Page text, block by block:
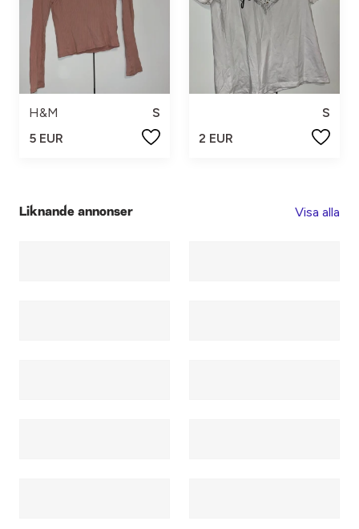
H&M
S
5 EUR
S
2 EUR
Liknande annonser Visa alla